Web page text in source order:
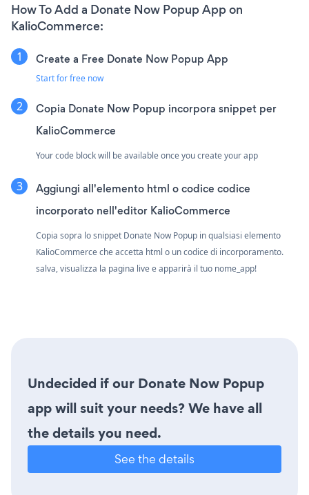
How To Add a Donate Now Popup App on
KalioCommerce:
Create a Free Donate Now Popup App
Start for free now
Copia Donate Now Popup incorpora snippet per
KalioCommerce
Your code block will be available once you create your app
Aggiungi all'elemento html o codice codice
incorporato nell'editor KalioCommerce
Copia sopra lo snippet Donate Now Popup in qualsiasi elemento
KalioCommerce che accetta html o un codice di incorporamento.
salva, visualizza la pagina live e apparirà il tuo nome_app!
Undecided if our Donate Now Popup
app will suit your needs? We have all
the details you need.
See the details